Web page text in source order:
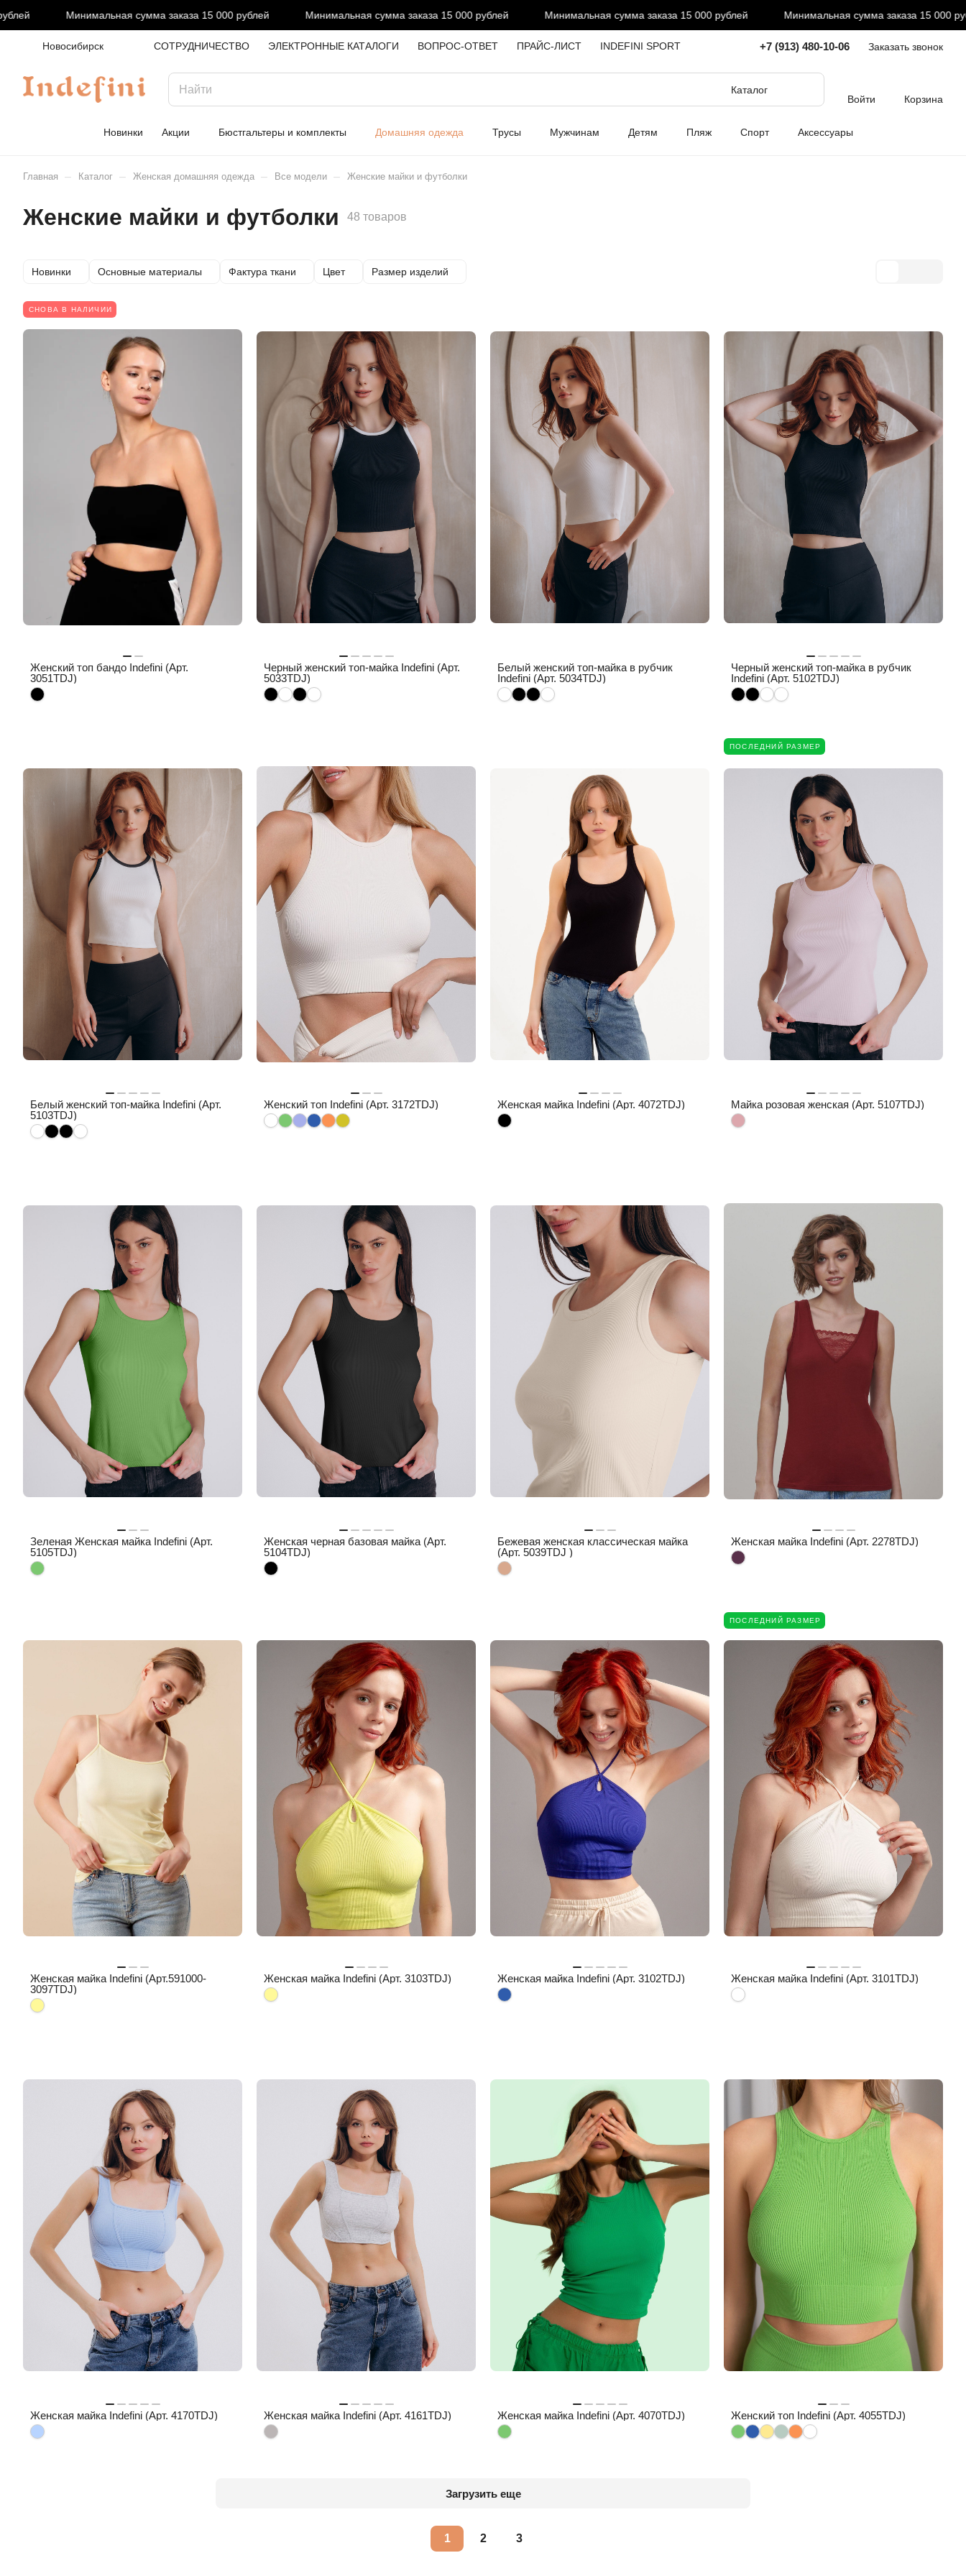
Минимальная сумма заказа 15 000 рублей Минимальная сумма заказа 15 000 рублей Минимальная сумма заказа 15 000 рублей Минимальная сумма заказа 15 000 рублей
Новосибирск СОТРУДНИЧЕСТВО ЭЛЕКТРОННЫЕ КАТАЛОГИ ВОПРОС-ОТВЕТ ПРАЙС-ЛИСТ INDEFINI SPORT +7 (913) 480-10-06 Заказать звонок
Каталог
Войти
Корзина
Новинки Акции Бюстгальтеры и комплекты Домашняя одежда Трусы Мужчинам Детям Пляж Спорт Аксессуары
Главная – Каталог – Женская домашняя одежда – Все модели – Женские майки и футболки
Женские майки и футболки 48 товаров
Новинки Основные материалы Фактура ткани Цвет Размер изделий
СНОВА В НАЛИЧИИ
Женский топ бандо Indefini (Арт.
3051TDJ)
Черный женский топ-майка Indefini (Арт.
5033TDJ)
Белый женский топ-майка в рубчик
Indefini (Арт. 5034TDJ)
Черный женский топ-майка в рубчик
Indefini (Арт. 5102TDJ)
Белый женский топ-майка Indefini (Арт.
5103TDJ)
Женский топ Indefini (Арт. 3172TDJ) Женская майка Indefini (Арт. 4072TDJ)
ПОСЛЕДНИЙ РАЗМЕР
Майка розовая женская (Арт. 5107TDJ)
Зеленая Женская майка Indefini (Арт.
5105TDJ)
Женская черная базовая майка (Арт.
5104TDJ)
Бежевая женская классическая майка
(Арт. 5039TDJ )
Женская майка Indefini (Арт. 2278TDJ)
Женская майка Indefini (Арт.591000-
3097TDJ)
Женская майка Indefini (Арт. 3103TDJ) Женская майка Indefini (Арт. 3102TDJ)
ПОСЛЕДНИЙ РАЗМЕР
Женская майка Indefini (Арт. 3101TDJ)
Женская майка Indefini (Арт. 4170TDJ) Женская майка Indefini (Арт. 4161TDJ) Женская майка Indefini (Арт. 4070TDJ) Женский топ Indefini (Арт. 4055TDJ)
Загрузить еще
1 2 3